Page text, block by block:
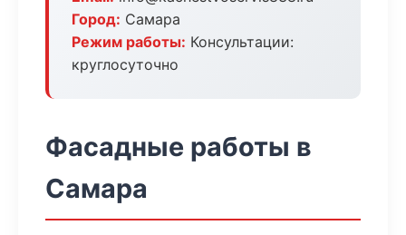
Город: Самара
Режим работы: Консультации:
круглосуточно
Фасадные работы в
Самара